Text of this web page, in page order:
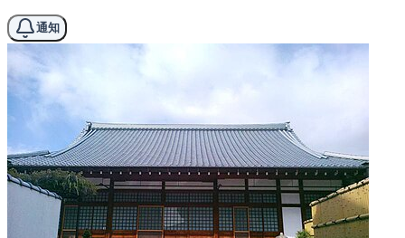
通知